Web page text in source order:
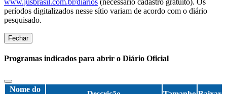
www.jusbrasil.com.br/diarios (necessário cadastro gratuito). Os
períodos digitalizados nesse sítio variam de acordo com o diário
pesquisado.
Fechar
Programas indicados para abrir o Diário Oficial
Nome do